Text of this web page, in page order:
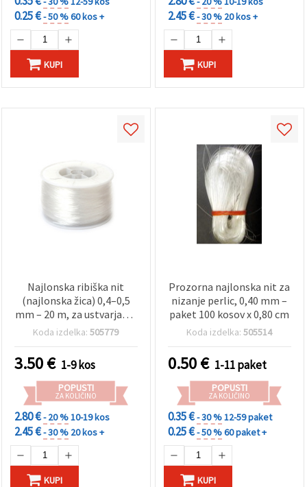
0.25 €- 50 %60 kos +
KUPI
2.45 €- 30 % 20 kos +
KUPI
Najlonska ribiška nit
(najlonska žica) 0,4–0,5
mm – 20 m, za ustvarjanje
nakita in hobije
Koda izdelka:505779
3.50€ 1-9 kos
POPUSTI
ZA KOLIČINO
2.80 €- 20 %10-19 kos
2.45 €- 30 % 20 kos +
KUPI
Prozorna najlonska nit za
nizanje perlic, 0,40 mm –
paket 100 kosov x 0,80 cm
Koda izdelka:505514
0.50€ 1-11 paket
POPUSTI
ZA KOLIČINO
0.35 €- 30 %12-59 paket
0.25 €- 50 %60 paket +
KUPI